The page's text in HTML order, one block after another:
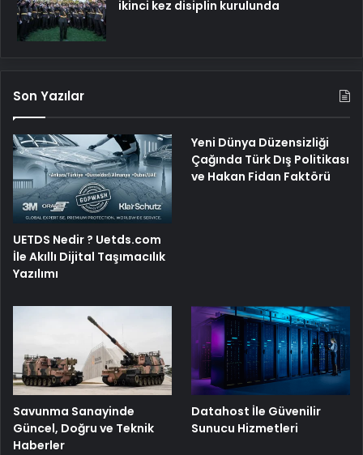
ikinci kez disiplin kurulunda
Son Yazılar
UETDS Nedir ? Uetds.com
İle Akıllı Dijital Taşımacılık
Yazılımı
Yeni Dünya Düzensizliği
Çağında Türk Dış Politikası
ve Hakan Fidan Faktörü
Savunma Sanayinde
Güncel, Doğru ve Teknik
Haberler
Datahost İle Güvenilir
Sunucu Hizmetleri